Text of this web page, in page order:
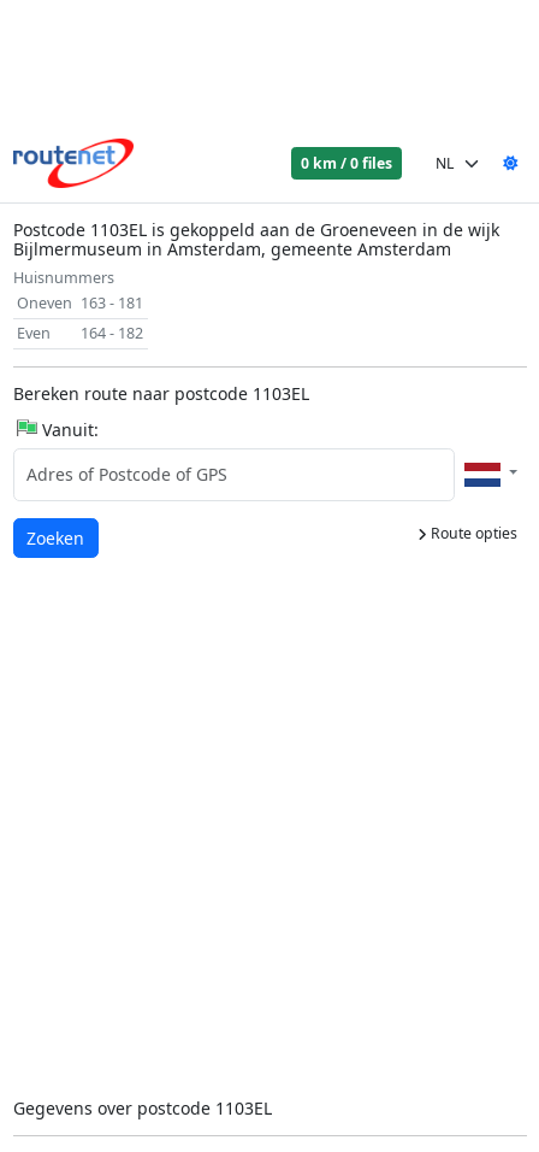
0 km / 0 files
Postcode 1103EL is gekoppeld aan de Groeneveen in de wijk
Bijlmermuseum in Amsterdam, gemeente Amsterdam
Huisnummers
Oneven 163 - 181
Even
164 - 182
Bereken route naar postcode 1103EL
Vanuit:
Route opties
Laden...
Zoeken
Gegevens over postcode 1103EL